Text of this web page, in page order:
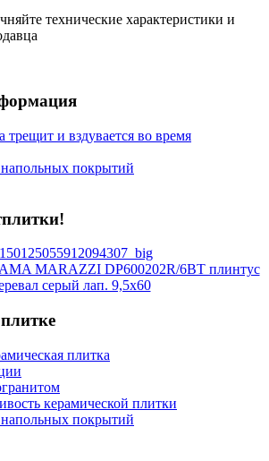
технические характеристики и
трещит и вздувается во время
покрытий
MARAZZI DP600202R/6BT плинтус
серый лап. 9,5x60
плитка
керамической плитки
покрытий